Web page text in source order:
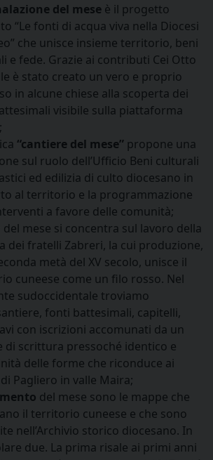
del mese è il progetto
“Le fonti di acqua viva nella Diocesi
che unisce insieme territorio, beni
e fede. Grazie ai contributi Cei Otto
è stato creato un vero e proprio
in alcune chiese alla scoperta dei
visibile sulla piattaforma
;
“cantiere del mese” propone una
sul ruolo dell’Ufficio Beni culturali
ed edilizia di culto diocesano in
al territorio e la programmazione
a favore delle comunità;
del mese si concentra sul lavoro della
dei fratelli Zabreri, la cui produzione,
metà del XV secolo, unisce il
cuneese come un filo rosso. Nel
sudoccidentale troviamo
fonti battesimali, capitelli,
con iscrizioni accomunati da un
di scrittura pressoché identico e
delle forme che riconduce ai
Pagliero in valle Maira;
del mese sono le mappe che
il territorio cuneese e che sono
nell’Archivio storico diocesano. In
due. La prima risale ai primi anni